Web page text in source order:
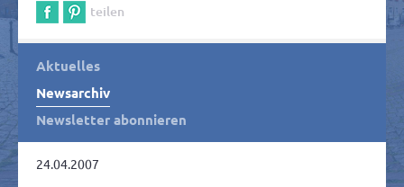
teilen
Aktuelles
Newsarchiv
Newsletter abonnieren
24.04.2007